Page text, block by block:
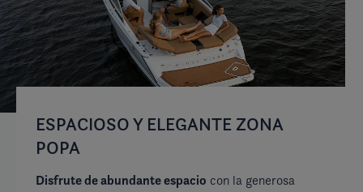
ESPACIOSO Y ELEGANTE ZONA
POPA
Disfrute de abundante espacio con la generosa